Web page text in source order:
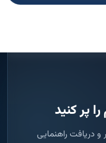
پر کنید
دریافت راهنمایی